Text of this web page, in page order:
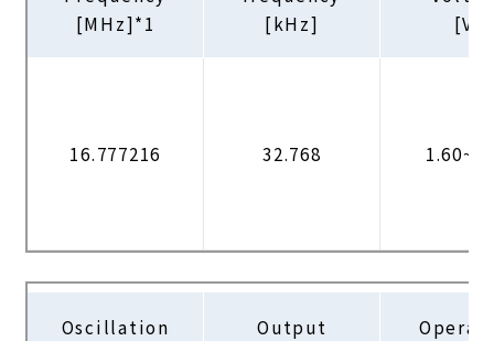
[MHz]*1
[kHz]
[V]
16.777216 32.768
Oscillation
Output